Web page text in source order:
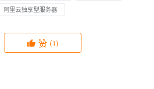
阿里云独享型服务器
赞 (1)